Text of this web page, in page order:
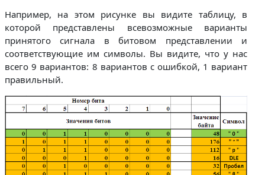
Например, на этом рисунке вы видите таблицу, в
которой представлены всевозможные варианты
принятого сигнала в битовом представлении и
соответствующие им символы. Вы видите, что у нас
всего 9 вариантов: 8 вариантов с ошибкой, 1 вариант
правильный.